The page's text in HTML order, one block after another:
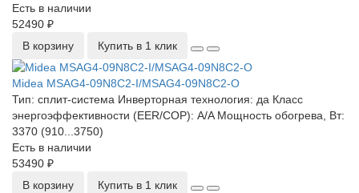
Есть в наличии
52490 ₽
В корзину
Купить в 1 клик
Midea MSAG4-09N8C2-I/MSAG4-09N8C2-O
Тип: сплит-система Инверторная технология: да Класс
энергоэффективности (EER/COP): A/AМощность обогрева, Вт:
3370 (910...3750)
Есть в наличии
53490 ₽
В корзину
Купить в 1 клик